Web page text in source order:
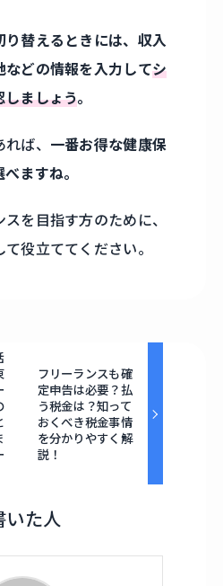
り替えるときには、収入
などの情報を入力してシ
しましょう。
ば、 一番お得な健康保
ますね。
を目指す方のために、
役立ててください。
フリーランスも確
定申告は必要？払
う税金は？知って
おくべき税金事情
を分かりやすく解
説！
いた人